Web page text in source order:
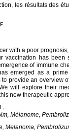
les résultats des
with a poor
vaccination has
of immune
emerged as a
provide an overview
will explore their
new therapeutic
Mélanome,
Melanoma,